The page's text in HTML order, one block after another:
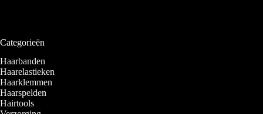
Categorieën
Haarbanden
Haarelastieken
Haarklemmen
Haarspelden
Hairtools